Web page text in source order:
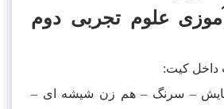
علوم تجربی دوم
داخل کیت:
– سرنگ – هم زن شیشه ای –